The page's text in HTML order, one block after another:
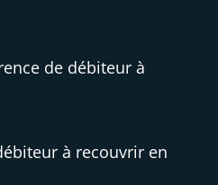
de débiteur à
à recouvrir en